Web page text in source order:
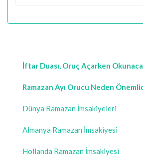
İftar Duası, Oruç Açarken
Ramazan Ayı Orucu Neden
Dünya Ramazan İmsakiyeleri
Almanya Ramazan İmsakiyesi
Hollanda Ramazan İmsakiyesi